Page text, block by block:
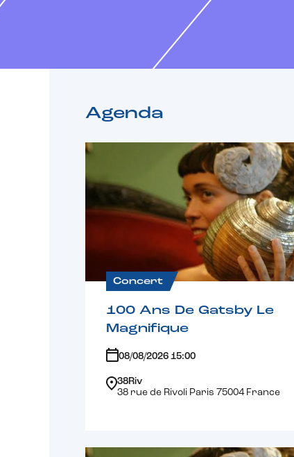
Agenda
Concert
100 Ans De Gatsby Le
Magnifique
08/08/2026 15:00
38Riv
38 rue de Rivoli Paris 75004 France